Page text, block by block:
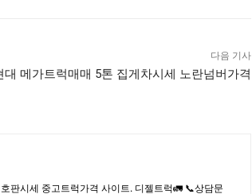
다음 기사
대 메가트럭매매 5톤 집게차시세 노란넘버가격
판시세 중고트럭가격 사이트. 디젤트럭🚛 📞상담문